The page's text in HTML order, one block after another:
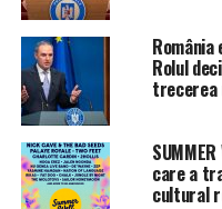
Rolul
trecerea
care a
cultural